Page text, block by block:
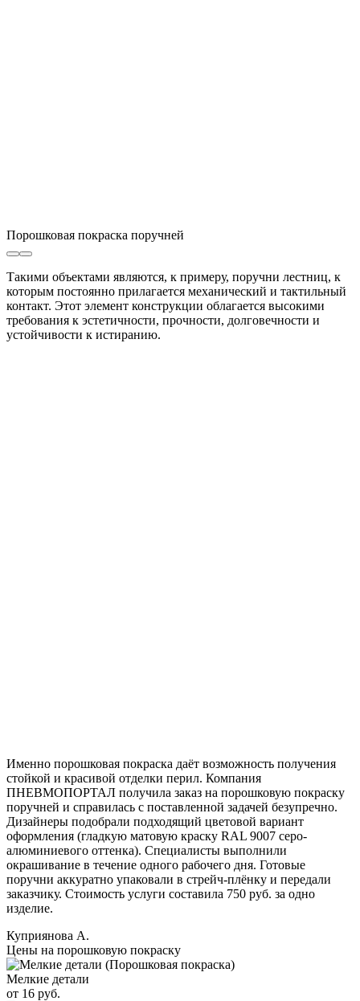
Порошковая покраска поручней
Такими объектами являются, к примеру, поручни лестниц, к
которым постоянно прилагается механический и тактильный
контакт. Этот элемент конструкции облагается высокими
требования к эстетичности, прочности, долговечности и
устойчивости к истиранию.
Именно порошковая покраска даёт возможность получения
стойкой и красивой отделки перил. Компания
ПНЕВМОПОРТАЛ получила заказ на порошковую покраску
поручней и справилась с поставленной задачей безупречно.
Дизайнеры подобрали подходящий цветовой вариант
оформления (гладкую матовую краску RAL 9007 серо-
алюминиевого оттенка). Специалисты выполнили
окрашивание в течение одного рабочего дня. Готовые
поручни аккуратно упаковали в стрейч-плёнку и передали
заказчику. Стоимость услуги составила 750 руб. за одно
изделие.
Куприянова А.
Цены на порошковую покраску
Мелкие детали
от 16 руб.